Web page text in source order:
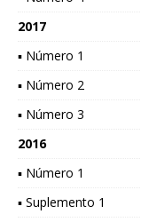
2017
▪ Número 1
▪ Número 2
▪ Número 3
2016
▪ Número 1
▪ Suplemento 1